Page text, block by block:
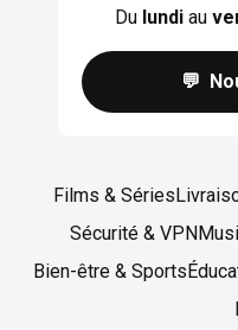
Du lundiau
💬
Films & Séries
Sécurité & VPN
Bien-être & Sports